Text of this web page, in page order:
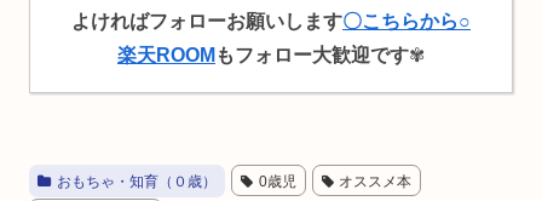
よければフォローお願いします〇こちらから○
楽天ROOM もフォロー大歓迎です✾
おもちゃ・知育（０歳） 0歳児 オススメ本